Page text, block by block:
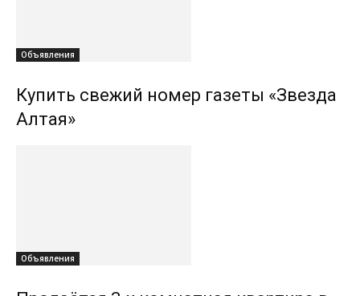
Объявления
Купить свежий номер газеты «Звезда
Алтая»
Объявления